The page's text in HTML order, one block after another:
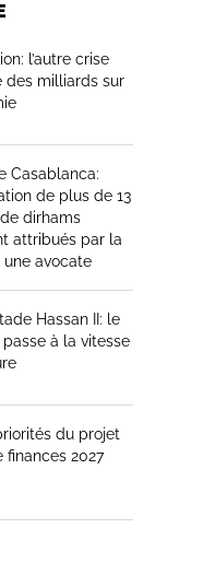
l’autre crise
des milliards sur
Casablanca:
de plus de 13
dirhams
attribués par la
une avocate
Hassan II: le
à la vitesse
du projet
finances 2027